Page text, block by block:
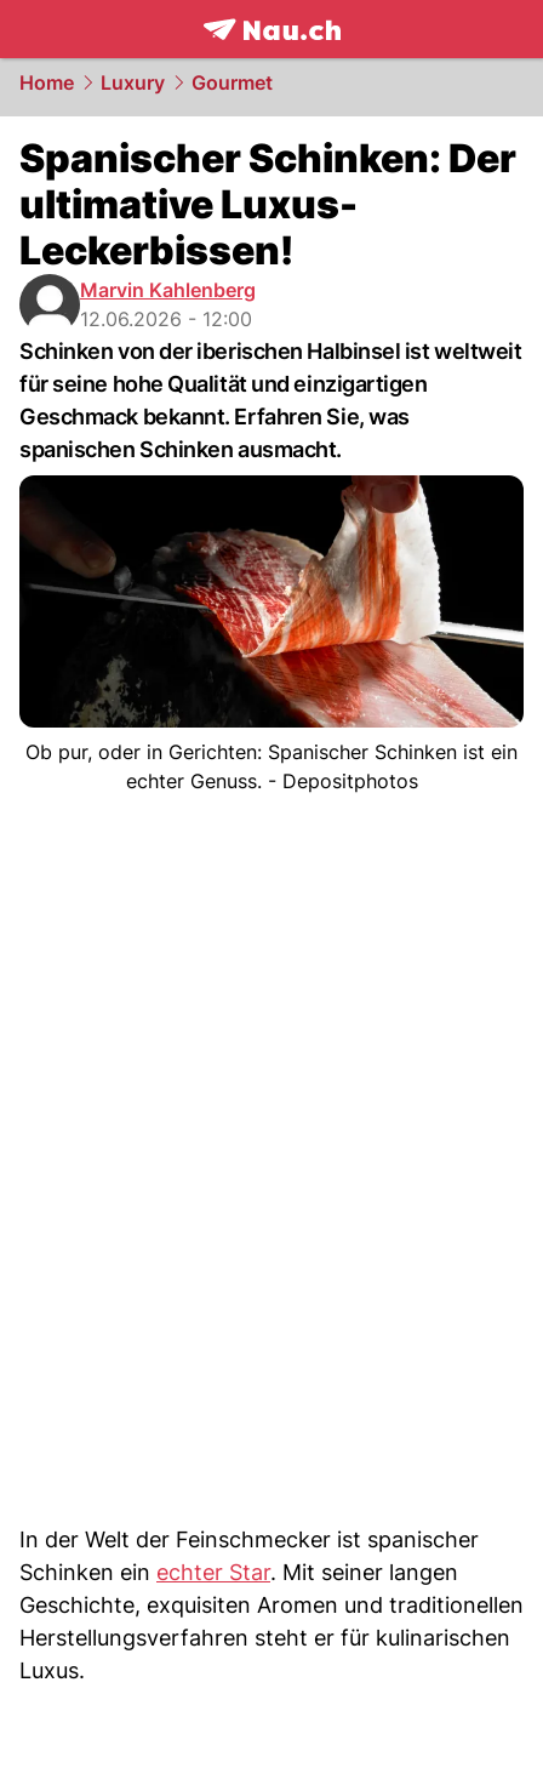
frontpage.NAU.ch
Home Luxury Gourmet
Spanischer Schinken: Der
ultimative Luxus-
Leckerbissen!
Marvin Kahlenberg
12.06.2026 - 12:00
Schinken von der iberischen Halbinsel ist weltweit
für seine hohe Qualität und einzigartigen
Geschmack bekannt. Erfahren Sie, was
spanischen Schinken ausmacht.
Ob pur, oder in Gerichten: Spanischer Schinken ist ein
echter Genuss. - Depositphotos
In der Welt der Feinschmecker ist spanischer
Schinken ein echter Star. Mit seiner langen
Geschichte, exquisiten Aromen und traditionellen
Herstellungsverfahren steht er für kulinarischen
Luxus.